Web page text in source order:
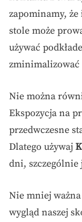
zapominamy,
stole może
używać
Nie można
Ekspozycja na
przedwczesne
Dlatego używaj
dni, szczególnie
Nie mniej
wygląd naszej